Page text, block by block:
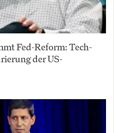
Fed-Reform: Tech-
der US-